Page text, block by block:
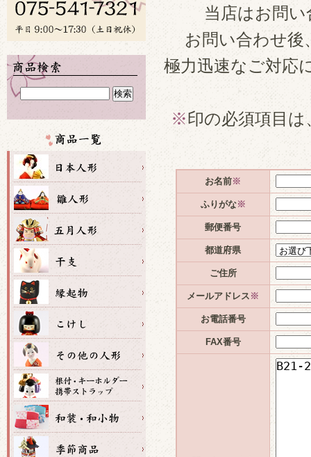
当店はお問
お問い合わせ後
極力迅速なご対応
※印の必須項目
お名前※
ふりがな※
郵便番号
都道府県
ご住所
メールアドレス ※
お電話番号
FAX番号